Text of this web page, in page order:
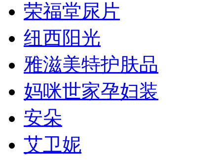
荣福堂尿片
纽西阳光
雅滋美特护肤品
妈咪世家孕妇装
安朵
艾卫妮